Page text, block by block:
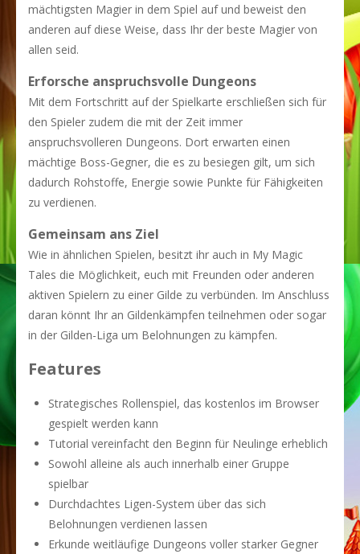
mächtigsten Magier in dem Spiel auf und beweist den
anderen auf diese Weise, dass Ihr der beste Magier von
allen seid.
Erforsche anspruchsvolle Dungeons
Mit dem Fortschritt auf der Spielkarte erschließen sich für
den Spieler zudem die mit der Zeit immer
anspruchsvolleren Dungeons. Dort erwarten einen
mächtige Boss-Gegner, die es zu besiegen gilt, um sich
dadurch Rohstoffe, Energie sowie Punkte für Fähigkeiten
zu verdienen.
Gemeinsam ans Ziel
Wie in ähnlichen Spielen, besitzt ihr auch in My Magic
Tales die Möglichkeit, euch mit Freunden oder anderen
aktiven Spielern zu einer Gilde zu verbünden. Im Anschluss
daran könnt Ihr an Gildenkämpfen teilnehmen oder sogar
in der Gilden-Liga um Belohnungen zu kämpfen.
Features
Strategisches Rollenspiel, das kostenlos im Browser
gespielt werden kann
Tutorial vereinfacht den Beginn für Neulinge erheblich
Sowohl alleine als auch innerhalb einer Gruppe
spielbar
Durchdachtes Ligen-System über das sich
Belohnungen verdienen lassen
Erkunde weitläufige Dungeons voller starker Gegner